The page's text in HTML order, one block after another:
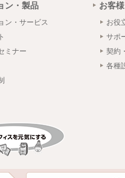
ン・製品
ン・サービス
ミナー
お客
お役
サポ
契約
各種